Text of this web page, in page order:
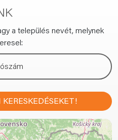
a település nevét, melynek